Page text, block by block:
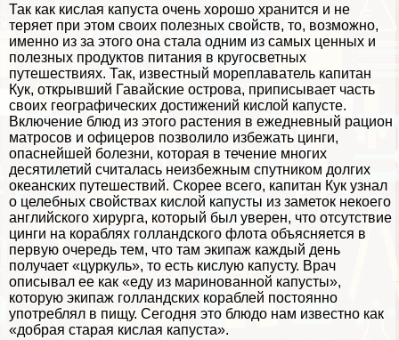
Так как кислая капуста очень хорошо хранится и не
теряет при этом своих полезных свойств, то, возможно,
именно из за этого она стала одним из самых ценных и
полезных продуктов питания в кругосветных
путешествиях. Так, известный мореплаватель капитан
Кук, открывший Гавайские острова, приписывает часть
своих географических достижений кислой капусте.
Включение блюд из этого растения в ежедневный рацион
матросов и офицеров позволило избежать цинги,
опаснейшей болезни, которая в течение многих
десятилетий считалась неизбежным спутником долгих
океанских путешествий. Скорее всего, капитан Кук узнал
о целебных свойствах кислой капусты из заметок некоего
английского хирурга, который был уверен, что отсутствие
цинги на кораблях голландского флота объясняется в
первую очередь тем, что там экипаж каждый день
получает «цуркуль», то есть кислую капусту. Врач
описывал ее как «еду из маринованной капусты»,
которую экипаж голландских кораблей постоянно
употрeблял в пищу. Сегодня это блюдо нам известно как
«добрая старая кислая капуста».